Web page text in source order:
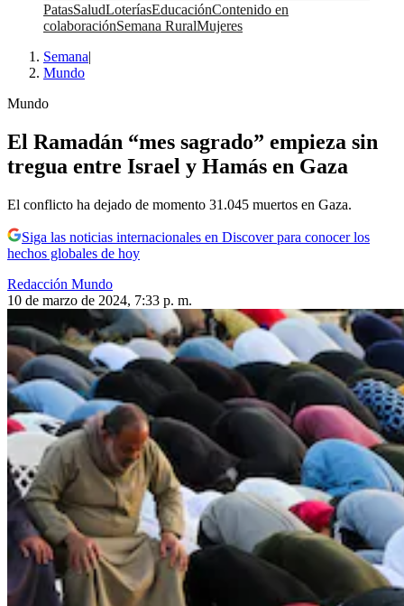
PatasSaludLoteríasEducaciónContenido en
colaboraciónSemana RuralMujeres
Semana|
Mundo
Mundo
El Ramadán “mes sagrado” empieza sin
tregua entre Israel y Hamás en Gaza
El conflicto ha dejado de momento 31.045 muertos en Gaza.
Siga las noticias internacionales en Discover para conocer los
hechos globales de hoy
Redacción Mundo
10 de marzo de 2024, 7:33 p. m.